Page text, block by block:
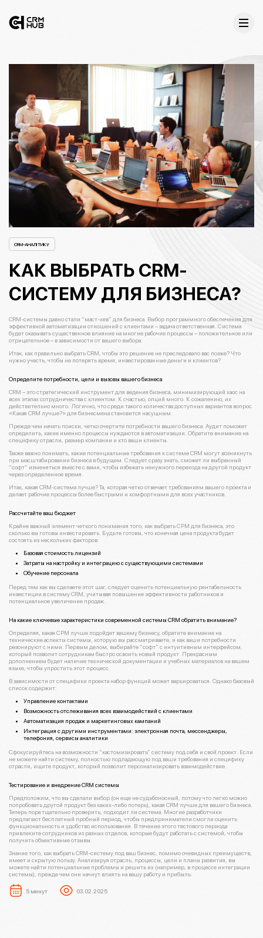
CRM-АНАЛІТИКУ
КАК ВЫБРАТЬ CRM-
СИСТЕМУ ДЛЯ БИЗНЕСА?
CRM-системы давно стали “маст-хев” для бизнеса. Выбор программного обеспечения для
эффективной автоматизации отношений с клиентами – задача ответственная. Система
будет оказывать существенное влияние на многие рабочие процессы – положительное или
отрицательное – в зависимости от вашего выбора.
Итак, как правильно выбрать CRM, чтобы это решение не преследовало вас позже? Что
нужно учесть, чтобы не потерять время, инвестированные деньги и клиентов?
Определите потребности, цели и вызовы вашего бизнеса
CRM – это стратегический инструмент для ведения бизнеса, минимизирующий хаос на
всех этапах сотрудничества с клиентом. К счастью, опций много. К сожалению, их
действительно много. Логично, что среди такого количества доступных вариантов вопрос
«Какая CRM лучше?» для бизнесмена становится насущным.
Прежде чем начать поиски, четко очертите потребности вашего бизнеса. Аудит поможет
определить, какие именно процессы нуждаются в автоматизации. Обратите внимание на
специфику отрасли, размер компании и кто ваши клиенты.
Также важно понимать, какие потенциальные требования к системе CRM могут возникнуть
при масштабировании бизнеса в будущем. Следует сразу знать, сможет ли выбранный
“софт” изменяться вместе с вами, чтобы избежать ненужного перехода на другой продукт
через определенное время.
Итак, какая CRM-система лучше? Та, которая четко отвечает требованиям вашего проекта и
делает рабочие процессы более быстрыми и комфортными для всех участников.
Рассчитайте ваш бюджет
Крайне важный элемент четкого понимания того, как выбрать СРМ для бизнеса, это
сколько вы готовы инвестировать. Будьте готовы, что конечная цена продукта будет
состоять из нескольких факторов:
Базовая стоимость лицензий
Затраты на настройку и интеграцию с существующими системами
Обучение персонала
Перед тем как вы сделаете этот шаг, следует оценить потенциальную рентабельность
инвестиции в систему CRM, учитывая повышение эффективности работников и
потенциальное увеличение продаж.
На какие ключевые характеристики современной системы CRM обратить внимание?
Определяя, какая СРМ лучше подойдет вашему бизнесу, обратите внимание на
технические аспекты системы, которую вы рассматриваете, и как ваши потребности
резонируют с ними. Первым делом, выбирайте “софт” с интуитивным интерфейсом,
который позволит сотрудникам быстро освоить новый продукт. Прекрасным
дополнением будет наличие технической документации и учебных материалов на вашем
языке, чтобы упростить этот процесс.
В зависимости от специфики проекта набор функций может варьироваться. Однако базовый
список содержит:
Управление контактами
Возможность отслеживания всех взаимодействий с клиентами
Автоматизация продаж и маркетинговых кампаний
Интеграция с другими инструментами: электронная почта, мессенджеры,
телефония, сервисы аналитики
Сфокусируйтесь на возможности “кастомизировать” систему под себя и свой проект. Если
не можете найти систему, полностью подпадающую под ваши требования и специфику
отрасли, ищите продукт, который позволит персонализировать взаимодействие.
Тестирование и внедрение CRM системы
Предположим, что вы сделали выбор (он еще не судьбоносный, потому что легко можно
попробовать другой продукт без каких-либо потерь), какая CRM лучше для вашего бизнеса.
Теперь пора тщательно проверить, подходит ли система. Многие разработчики
предлагают бесплатный пробный период, чтобы предприниматели смогли оценить
функциональность и удобство использования. В течение этого тестового периода
привлеките сотрудников из разных отделов, которые будут работать с системой, чтобы
получить объективные отзывы.
Знание того, как выбрать CRM-систему под ваш бизнес, помимо очевидных преимуществ,
имеет и скрытую пользу. Анализируя отрасль, процессы, цели и планы развития, вы
можете найти потенциальные проблемы и решить их (например, в процессе интеграции
системы), прежде чем они начнут влиять на вашу работу и прибыль.
5 минут 03.02.2025